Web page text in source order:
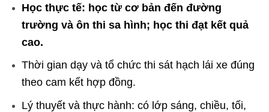
Học thực tế: học từ cơ bản đến đường
trường và ôn thi sa hình; học thi đạt kết quả
cao.
Thời gian dạy và tổ chức thi sát hạch lái xe đúng
theo cam kết hợp đồng.
Lý thuyết và thực hành: có lớp sáng, chiều, tối,